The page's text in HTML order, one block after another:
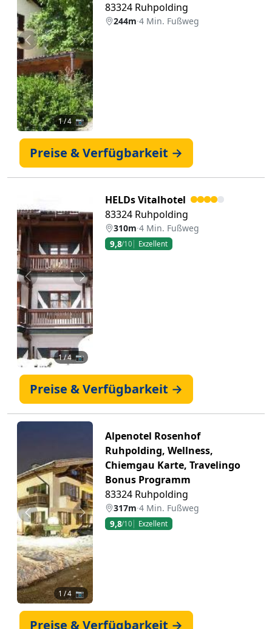
Zurück Weiter
1/ 4 📷
83324 Ruhpolding
244m·4 Min. Fußweg
Preise & Verfügbarkeit →
Zurück Weiter
1/ 4 📷
HELDs Vitalhotel
83324 Ruhpolding
310m·4 Min. Fußweg
9,8/10 Exzellent
Preise & Verfügbarkeit →
Zurück Weiter
1 / 4 📷
Alpenotel Rosenhof
Ruhpolding, Wellness,
Chiemgau Karte, Travelingo
Bonus Programm
83324 Ruhpolding
317m·4 Min. Fußweg
9,8/10 Exzellent
Preise & Verfügbarkeit →